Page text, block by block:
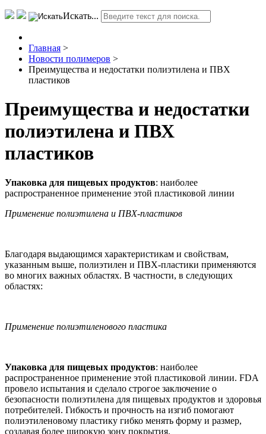
Искать...
Главная >
Новости полимеров >
Преимущества и недостатки полиэтилена и ПВХ
пластиков
Преимущества и недостатки
полиэтилена и ПВХ
пластиков
Упаковка для пищевых продуктов: наиболее
распространенное применение этой пластиковой линии
Применение полиэтилена и ПВХ-пластиков
Благодаря выдающимся характеристикам и свойствам,
указанным выше, полиэтилен и ПВХ-пластики применяются
во многих важных областях. В частности, в следующих
областях:
Применение полиэтиленового пластика
Упаковка для пищевых продуктов: наиболее
распространенное применение этой пластиковой линии. FDA
провело испытания и сделало строгое заключение о
безопасности полиэтилена для пищевых продуктов и здоровья
потребителей. Гибкость и прочность на изгиб помогают
полиэтиленовому пластику гибко менять форму и размер,
создавая более широкую зону покрытия.